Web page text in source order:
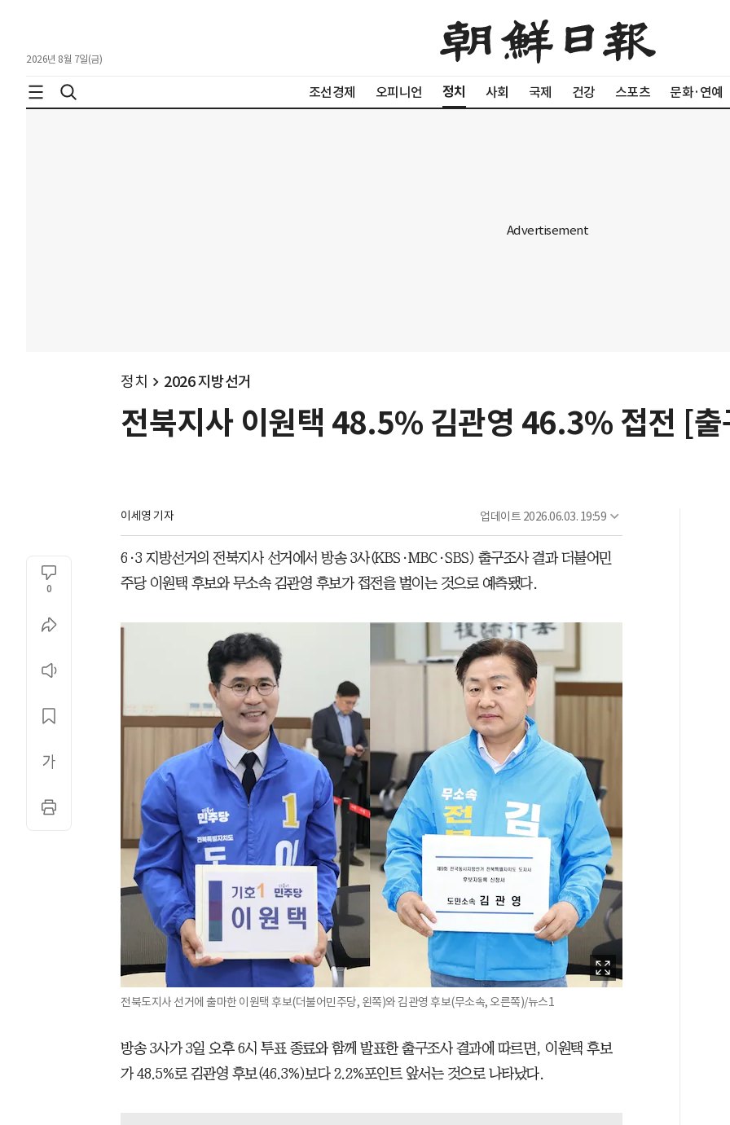
2026년 8월 7일(금)
조선경제 오피니언 정치 사회 국제 건강 스포츠 문화·연예
정치 2026 지방선거
전북지사 이원택 48.5% 김관영 46.3% 접전 [출
이세영 기자 업데이트 2026.06.03. 19:59
0
6·3 지방선거의 전북지사 선거에서 방송 3사(KBS·MBC·SBS) 출구조사 결과 더불어민
주당 이원택 후보와 무소속 김관영 후보가 접전을 벌이는 것으로 예측됐다.
전북도지사 선거에 출마한 이원택 후보(더불어민주당, 왼쪽)와 김관영 후보(무소속, 오른쪽)/뉴스1
방송 3사가 3일 오후 6시 투표 종료와 함께 발표한 출구조사 결과에 따르면, 이원택 후보
가 48.5%로 김관영 후보(46.3%)보다 2.2%포인트 앞서는 것으로 나타났다.